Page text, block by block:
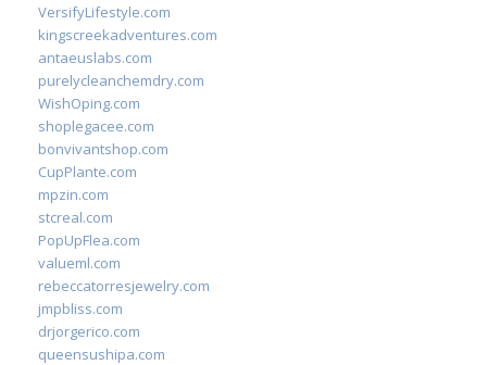
VersifyLifestyle.com
kingscreekadventures.com
antaeuslabs.com
purelycleanchemdry.com
WishOping.com
shoplegacee.com
bonvivantshop.com
CupPlante.com
mpzin.com
stcreal.com
PopUpFlea.com
valueml.com
rebeccatorresjewelry.com
jmpbliss.com
drjorgerico.com
queensushipa.com